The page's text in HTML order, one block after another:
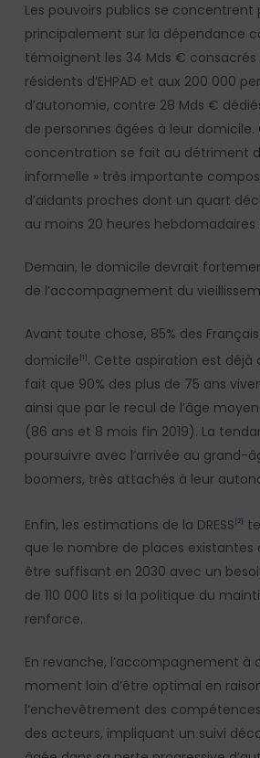
Les pouvoirs publics se
principalement sur la dépendance
témoignent les 34 Mds € consacrés
résidents d’EHPAD et aux 200 000
d’autonomie, contre 28 Mds €
de personnes âgées à leur
concentration se fait au détriment
informelle » très importante
d’aidants proches dont un quart
au moins 20 heures hebdomadaires
Demain, le domicile devrait
de l’accompagnement du
Avant toute chose, 85% des
domicile [1] . Cette aspiration est déjà
fait que 90% des plus de 75 ans
ainsi que par le recul de l’âge moyen
(86 ans et 8 mois fin 2019). La
poursuivre avec l’arrivée au grand-
boomers, très attachés à leur
Enfin, les estimations de la DRESS [2]
que le nombre de places existantes
être suffisant en 2030 avec un
de 110 000 lits si la politique du
renforce.
En revanche, l’accompagnement à
moment loin d’être optimal en
l’enchevêtrement des
des acteurs, impliquant un suivi